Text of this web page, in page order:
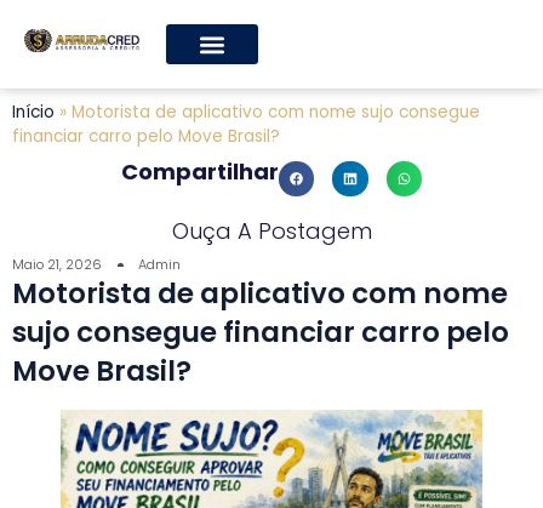
Início » Motorista de aplicativo com nome sujo consegue
financiar carro pelo Move Brasil?
Compartilhar
Ouça A Postagem
Maio 21, 2026 Admin
Motorista de aplicativo com nome
sujo consegue financiar carro pelo
Move Brasil?